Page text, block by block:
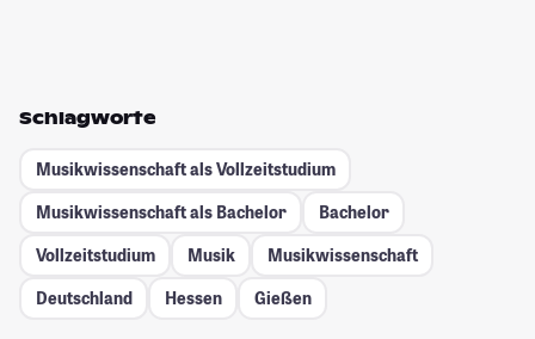
Schlagworte
Musikwissenschaft als Vollzeitstudium
Musikwissenschaft als Bachelor
Bachelor
Vollzeitstudium
Musik
Musikwissenschaft
Deutschland
Hessen Gießen